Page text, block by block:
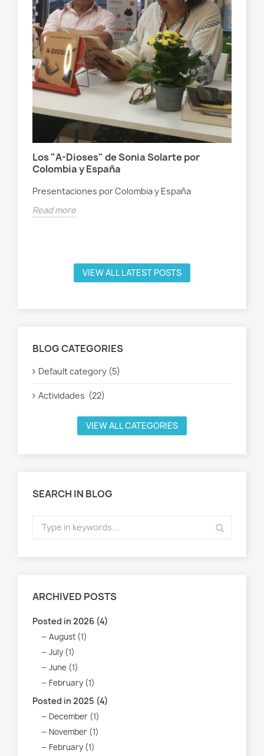
Los "A-Dioses" de Sonia Solarte por
Colombia y España
Presentaciones por Colombia y España
Read more
VIEW ALL LATEST POSTS
BLOG CATEGORIES
Default category (5)
Actividades (22)
VIEW ALL CATEGORIES
SEARCH IN BLOG
ARCHIVED POSTS
Posted in 2026 (4)
August (1)
July (1)
June (1)
February (1)
Posted in 2025 (4)
December (1)
November (1)
February (1)